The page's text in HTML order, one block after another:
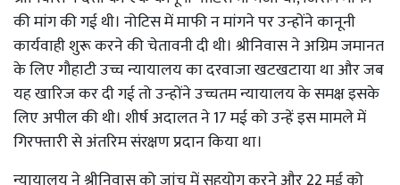
की मांग की गई थी। नोटिस में माफी न मांगने पर उन्होंने कानूनी
कार्यवाही शुरू करने की चेतावनी दी थी। श्रीनिवास ने अग्रिम जमानत
के लिए गौहाटी उच्च न्यायालय का दरवाजा खटखटाया था और जब
यह खारिज कर दी गई तो उन्होंने उच्चतम न्यायालय के समक्ष इसके
लिए अपील की थी। शीर्ष अदालत ने 17 मई को उन्हें इस मामले में
गिरफ्तारी से अंतरिम संरक्षण प्रदान किया था।